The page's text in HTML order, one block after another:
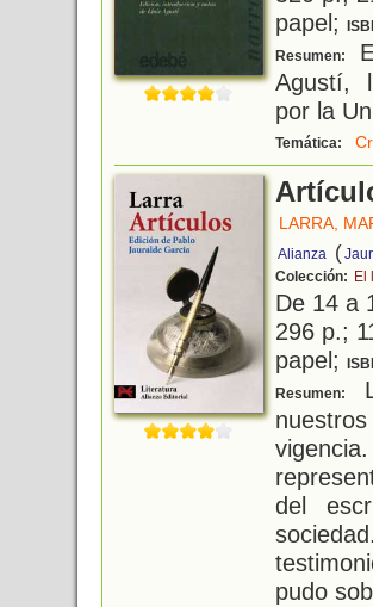
papel;
Resumen:
Agustí,
por la
Temática:
LARRA,
Alianza (
Colección: El
De 14 a
296 p.;
papel;
Resumen:
del
pudo